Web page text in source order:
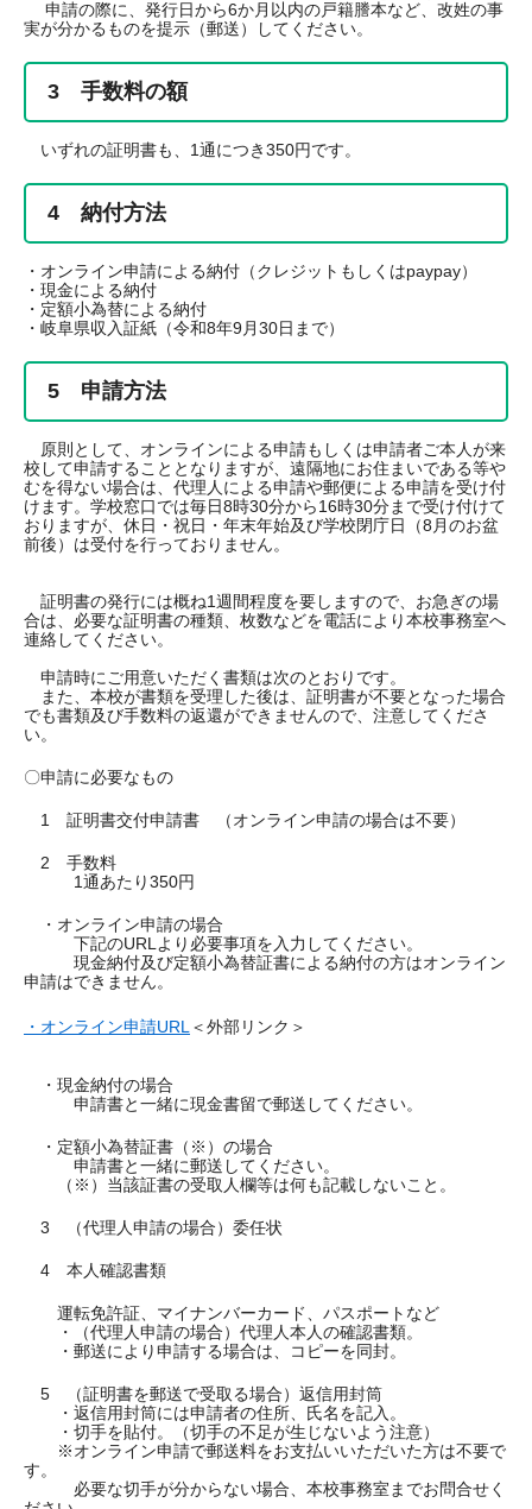
申請の際に、発行日から6か月以内の戸籍謄本など、改姓の事
実が分かるものを提示（郵送）してください。
3 手数料の額
いずれの証明書も、1通につき350円です。
4 納付方法
・オンライン申請による納付（クレジットもしくはpaypay）
・現金による納付
・定額小為替による納付
・岐阜県収入証紙（令和8年9月30日まで）
5 申請方法
原則として、オンラインによる申請もしくは申請者ご本人が来
校して申請することとなりますが、遠隔地にお住まいである等や
むを得ない場合は、代理人による申請や郵便による申請を受け付
けます。学校窓口では毎日8時30分から16時30分まで受け付けて
おりますが、休日・祝日・年末年始及び学校閉庁日（8月のお盆
前後）は受付を行っておりません。
証明書の発行には概ね1週間程度を要しますので、お急ぎの場
合は、必要な証明書の種類、枚数などを電話により本校事務室へ
連絡してください。
申請時にご用意いただく書類は次のとおりです。
また、本校が書類を受理した後は、証明書が不要となった場合
でも書類及び手数料の返還ができませんので、注意してくださ
い。
〇申請に必要なもの
1 証明書交付申請書 （オンライン申請の場合は不要）
2 手数料
1通あたり350円
・オンライン申請の場合
下記のURLより必要事項を入力してください。
現金納付及び定額小為替証書による納付の方はオンライン
申請はできません。
・オンライン申請URL＜外部リンク＞
・現金納付の場合
申請書と一緒に現金書留で郵送してください。
・定額小為替証書（※）の場合
申請書と一緒に郵送してください。
（※）当該証書の受取人欄等は何も記載しないこと。
3 （代理人申請の場合）委任状
4 本人確認書類
運転免許証、マイナンバーカード、パスポートなど
・（代理人申請の場合）代理人本人の確認書類。
・郵送により申請する場合は、コピーを同封。
5 （証明書を郵送で受取る場合）返信用封筒
・返信用封筒には申請者の住所、氏名を記入。
・切手を貼付。（切手の不足が生じないよう注意）
※オンライン申請で郵送料をお支払いいただいた方は不要で
す。
必要な切手が分からない場合、本校事務室までお問合せく